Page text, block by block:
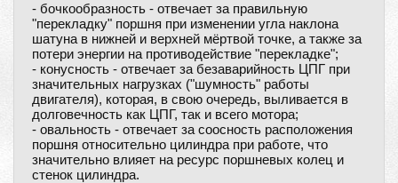
- бочкообразность - отвечает за правильную
"перекладку" поршня при изменении угла наклона
шатуна в нижней и верхней мёртвой точке, а также за
потери энергии на противодействие "перекладке";
- конусность - отвечает за безаварийность ЦПГ при
значительных нагрузках ("шумность" работы
двигателя), которая, в свою очередь, выливается в
долговечность как ЦПГ, так и всего мотора;
- овальность - отвечает за соосность расположения
поршня относительно цилиндра при работе, что
значительно влияет на ресурс поршневых колец и
стенок цилиндра.